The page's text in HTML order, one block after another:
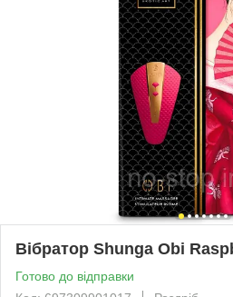
Вібратор Shunga Obi
Готово до відправки